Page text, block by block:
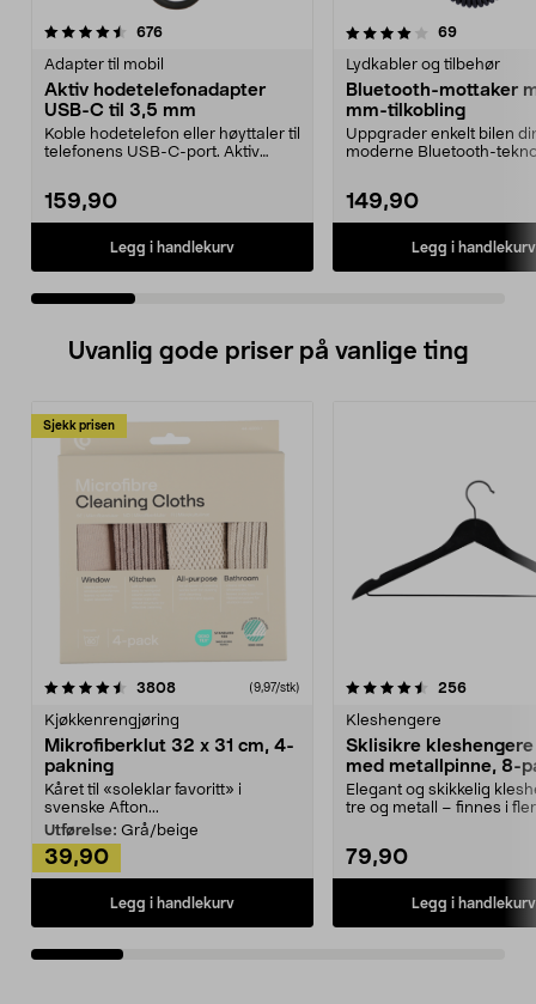
676anmeldelser
Adapter til mobil
Aktiv hodetelefonadapter
USB-C til 3,5 mm
Koble hodetelefon eller høyttaler til
telefonens USB-C-port. Aktiv
159,90
Legg i handlekurv
4.0 av 5 stjerner 69
Lydkabler og tilbehør
Bluetooth-mottaker
mm-tilkobling
Uppgrader enkelt bilen
moderne Bluetooth-
149,90
Legg i handlekurv
4.0 av 5 stjerner
Uvanlig gode priser på vanlige ting
Sjekk prisen
3808anmeldelser(9,97/stk)
Kjøkkenrengjøring
Mikrofiberklut 32 x 31 cm, 4-
pakning
Kåret til «soleklar favoritt» i
svenske Afton...
Utførelse: Grå/beige
39,90
Legg i handlekurv
4.5av 5 stjerner 256
Kleshengere
Sklisikre
med metallpinne, 8-
Elegant og skikkelig
tre og metall – finnes i
79,90
Legg i handlekurv
4.5av 5 stjerner